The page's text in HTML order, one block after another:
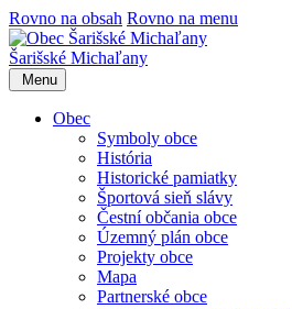
Rovno na obsah Rovno na menu
Šarišské Michaľany
Menu
Obec
Symboly obce
História
Historické pamiatky
Športová sieň slávy
Čestní občania obce
Územný plán obce
Projekty obce
Mapa
Partnerské obce